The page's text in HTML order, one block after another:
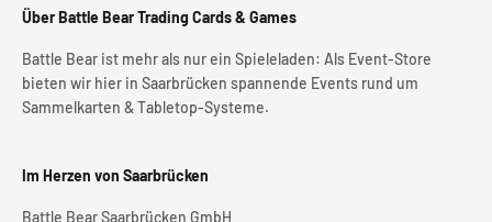
Über Battle Bear Trading Cards & Games
Battle Bear ist mehr als nur ein Spieleladen: Als Event-Store
bieten wir hier in Saarbrücken spannende Events rund um
Sammelkarten & Tabletop-Systeme.
Im Herzen von Saarbrücken
Battle Bear Saarbrücken GmbH